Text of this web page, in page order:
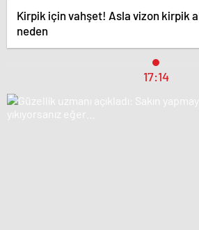
Kirpik için vahşet! Asla vizon kirpik
neden
17:14